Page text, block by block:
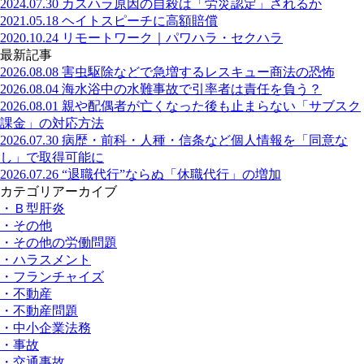
2024.07.30 カスハラ原因の自殺は「労災認定」されるか
2021.05.18 ヘイトスピーチに高額賠償
2020.10.24 リモートワーク｜パワハラ・セクハラ
最新記事
2026.08.08 害虫駆除などで急増するレスキュー商法の恐怖
2026.08.04 海水浴中の水難事故で引率者は責任を負う？
2026.08.01 親や配偶者が亡くなった後も止まらない「サブスク
課金」の対応方法
2026.07.30 病歴・前科・人種・信条など個人情報を「同意な
し」で取得可能に
2026.07.26 “退職代行”ならぬ「休職代行」の増加
カテゴリアーカイブ
・Ｂ型肝炎
・その他
・その他の労働問題
・ハラスメント
・フランチャイズ
・不動産
・不動産問題
・中小企業法務
・事故